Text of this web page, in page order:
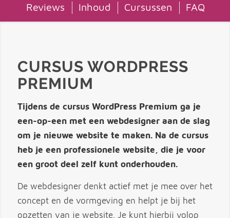
Reviews Inhoud Cursussen FAQ
CURSUS WORDPRESS
PREMIUM
Tijdens de cursus WordPress Premium ga je
een-op-een met een webdesigner aan de slag
om je nieuwe website te maken. Na de cursus
heb je een professionele website, die je voor
een groot deel zelf kunt onderhouden.
De webdesigner denkt actief met je mee over het
concept en de vormgeving en helpt je bij het
opzetten van je website. Je kunt hierbij volop